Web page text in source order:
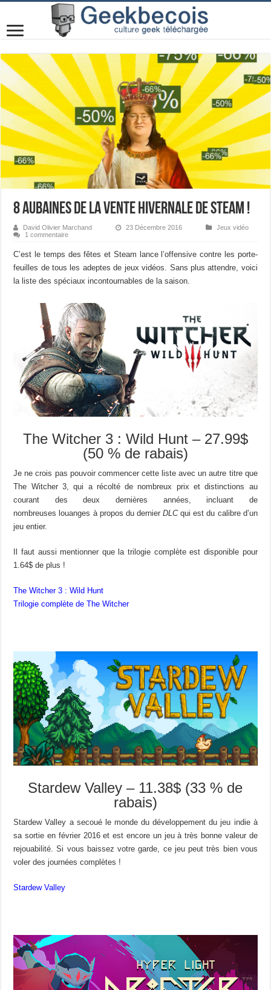
8 aubaines de la vente hivernale de Steam !
David Olivier Marchand 23 Décembre 2016
Jeux vidéo
1 commentaire
C’est le temps des fêtes et Steam lance l’offensive contre les porte-
feuilles de tous les adeptes de jeux vidéos. Sans plus attendre, voici
la liste des spéciaux incontournables de la saison.
The Witcher 3 : Wild Hunt – 27.99$
(50 % de rabais)
Je ne crois pas pouvoir commencer cette liste avec un autre titre que
The Witcher 3, qui a récolté de nombreux prix et distinctions au
courant des deux dernières années, incluant de
nombreuses louanges à propos du dernierDLCqui est du calibre d’un
jeu entier.
Il faut aussi mentionner que la trilogie complète est disponible pour
1.64$ de plus !
The Witcher 3 : Wild Hunt
Trilogie complète de The Witcher
Stardew Valley – 11.38$ (33 % de
rabais)
Stardew Valley a secoué le monde du développement du jeu indie à
sa sortie en février 2016 et est encore un jeu à très bonne valeur de
rejouabilité. Si vous baissez votre garde, ce jeu peut très bien vous
voler des journées complètes !
Stardew Valley